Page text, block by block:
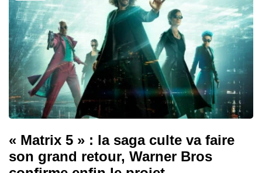
« Matrix 5 » : la saga culte va faire
son grand retour, Warner Bros